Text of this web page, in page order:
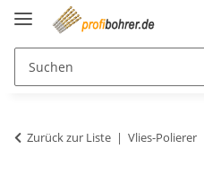
Zurück zur Liste Vlies-Polierer